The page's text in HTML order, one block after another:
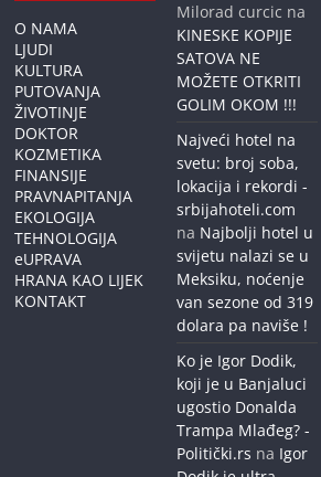
O NAMA
LJUDI
KULTURA
PUTOVANJA
ŽIVOTINJE
DOKTOR
KOZMETIKA
FINANSIJE
PRAVNAPITANJA
EKOLOGIJA
TEHNOLOGIJA
eUPRAVA
HRANA KAO LIJEK
KONTAKT
Milorad curcic na
KINESKE KOPIJE
SATOVA NE
MOŽETE OTKRITI
GOLIM OKOM !!!
Najveći hotel na
svetu: broj soba,
lokacija i rekordi -
srbijahoteli.com
na Najbolji hotel u
svijetu nalazi se u
Meksiku, noćenje
van sezone od 319
dolara pa naviše !
Ko je Igor Dodik,
koji je u Banjaluci
ugostio Donalda
Trampa Mlađeg? -
Politički.rs na Igor